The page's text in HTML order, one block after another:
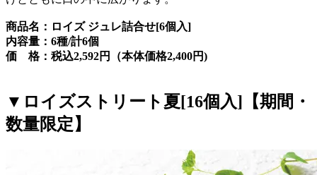
商品名：ロイズ ジュレ詰合せ[6個入]
内容量：6種/計6個
価 格：税込2,592円（本体価格2,400円)
▼ロイズストリート夏[16個入]【期間・
数量限定】